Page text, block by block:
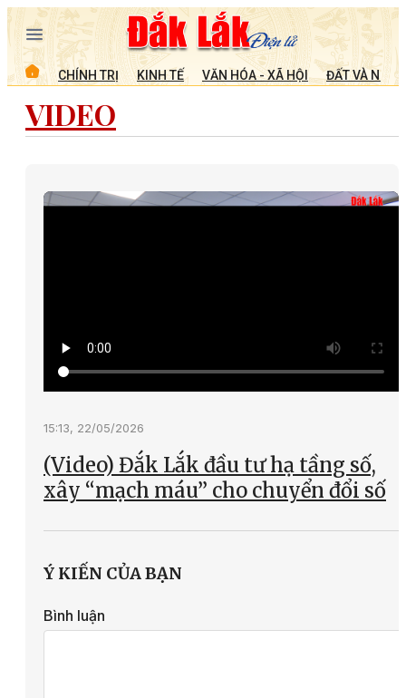
CHÍNH TRỊ KINH TẾ VĂN HÓA - XÃ HỘI ĐẤT VÀ
VIDEO
15:13, 22/05/2026
(Video) Đắk Lắk đầu tư hạ tầng số,
xây “mạch máu” cho chuyển đổi số
Ý KIẾN CỦA BẠN
Bình luận